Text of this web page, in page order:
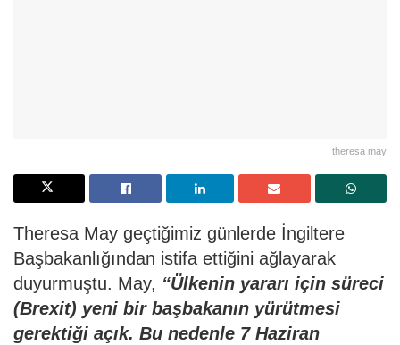
theresa may
Theresa May geçtiğimiz günlerde İngiltere
Başbakanlığından istifa ettiğini ağlayarak
duyurmuştu. May, “Ülkenin yararı için süreci
(Brexit) yeni bir başbakanın yürütmesi
gerektiği açık. Bu nedenle 7 Haziran